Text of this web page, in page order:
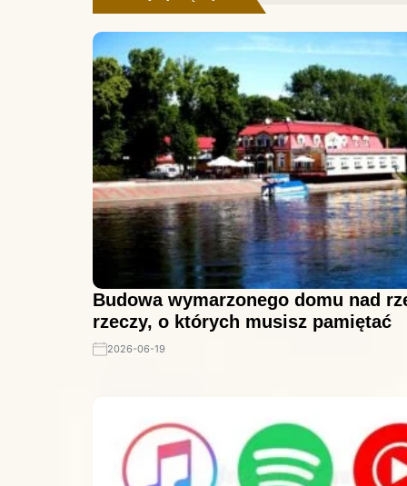
Budowa wymarzonego domu nad
rzeczy, o których musisz pamiętać
2026-06-19